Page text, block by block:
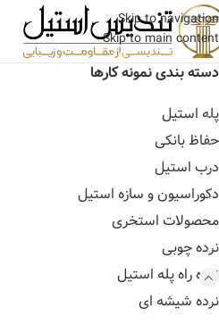
Skip to navigation
Skip to main content
دسته بندی نمونه کارها
پله استیل
حفاظ بانکی
درب استیل
دکوراسیون و سازه استیل
محصولات استخری
نرده چوبی
نرده راه پله استیل
نرده شیشه ای